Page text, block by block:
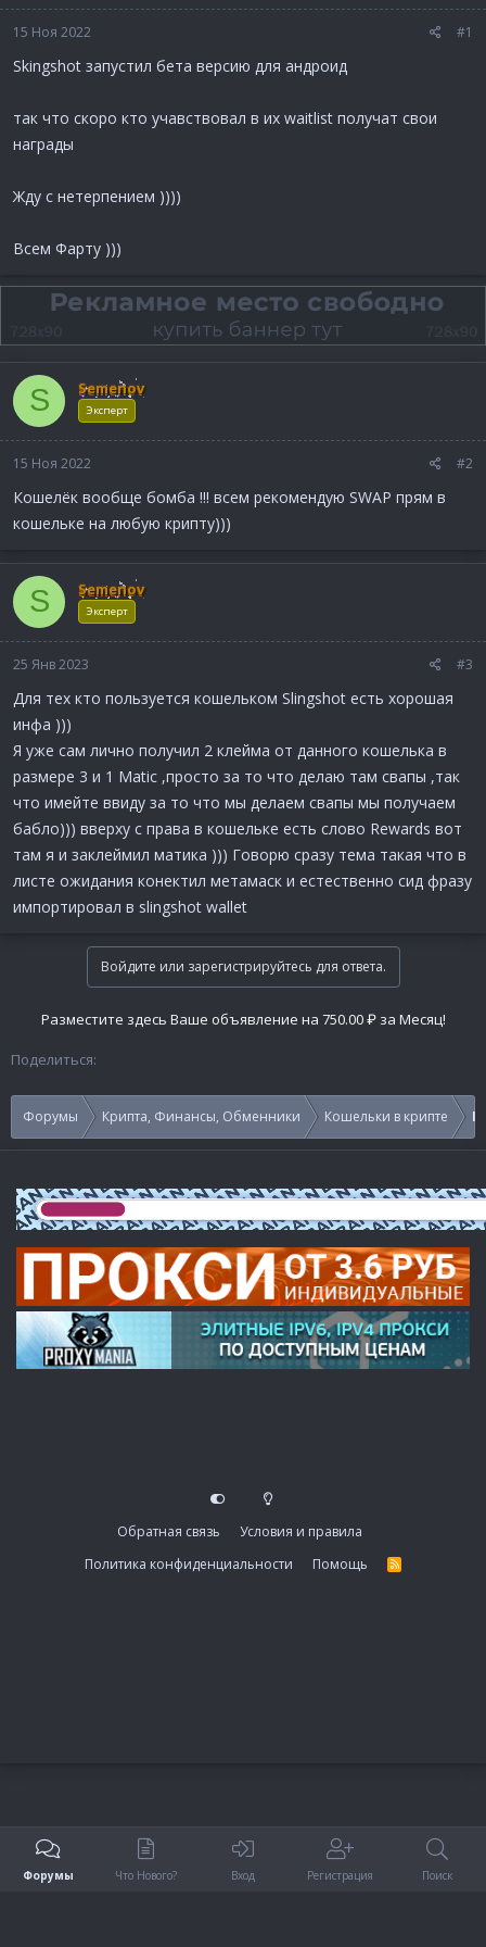
15 Ноя 2022 #1
Skingshot запустил бета версию для андроид
так что скоро кто учавствовал в их waitlist получат свои
награды
Жду с нетерпением ))))
Всем Фарту )))
S Semenov
Эксперт
15 Ноя 2022 #2
Кошелёк вообще бомба !!! всем рекомендую SWAP прям в
кошельке на любую крипту)))
S Semenov
Эксперт
25 Янв 2023 #3
Для тех кто пользуется кошельком Slingshot есть хорошая
инфа )))
Я уже сам лично получил 2 клейма от данного кошелька в
размере 3 и 1 Matic ,просто за то что делаю там свапы ,так
что имейте ввиду за то что мы делаем свапы мы получаем
бабло))) вверху с права в кошельке есть слово Rewards вот
там я и заклеймил матика ))) Говорю сразу тема такая что в
листе ожидания конектил метамаск и естественно сид фразу
импортировал в slingshot wallet
Войдите или зарегистрируйтесь для ответа.
Разместите здесь Ваше объявление на 750.00 ₽ за Месяц!
Поделиться:
Форумы Крипта, Финансы, Обменники Кошельки в крипте
Обратная связь
Условия и правила
Политика конфиденциальности
Помощь
R
Форумы Что Нового? Вход Регистрация Поиск